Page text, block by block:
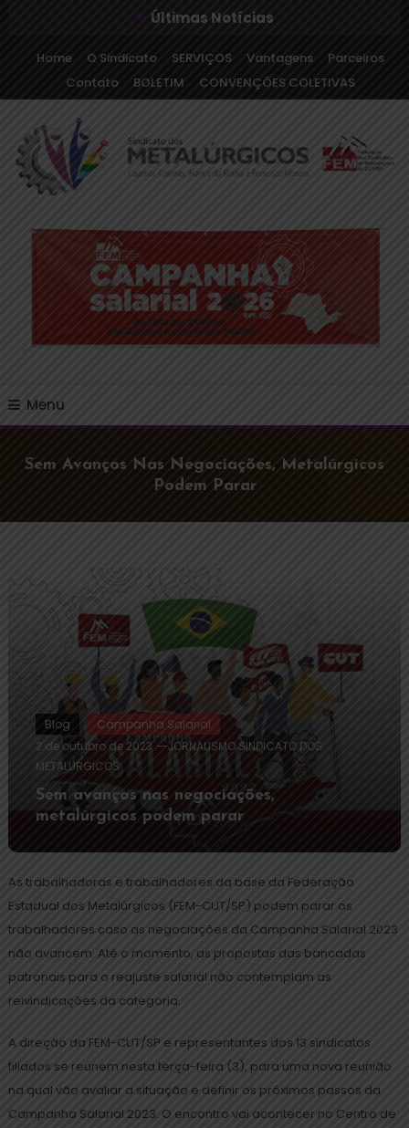
Últimas Notícias
Home O Sindicato SERVIÇOS Vantagens
Parceiros
Contato
BOLETIM CONVENÇÕES COLETIVAS
Sindicato dos
Metalúrgicos de Cajamar
e Região
Menu
Sem Avanços Nas Negociações, Metalúrgicos
Podem Parar
Blog
Campanha Salarial
2 de outubro de 2023
JORNALISMO SINDICATO DOS
METALURGICOS
Sem avanços nas negociações,
metalúrgicos podem parar
As trabalhadoras e trabalhadores da base da Federação
Estadual dos Metalúrgicos (FEM-CUT/SP) podem parar os
trabalhadores caso as negociações da Campanha Salarial 2023
não avancem. Até o momento, as propostas das bancadas
patronais para o reajuste salarial não contemplam as
reivindicações da categoria.
A direção da FEM-CUT/SP e representantes dos 13 sindicatos
filiados se reúnem nesta terça-feira (3), para uma nova reunião
na qual vão avaliar a situação e definir os próximos passos da
Campanha Salarial 2023. O encontro vai acontecer no Centro de